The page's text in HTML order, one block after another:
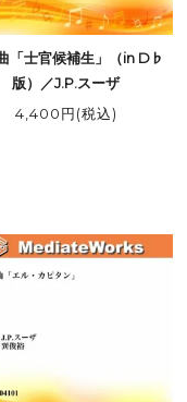
「士官候補生」（in D♭
版）／J.P.スーザ
4,400円(税込)